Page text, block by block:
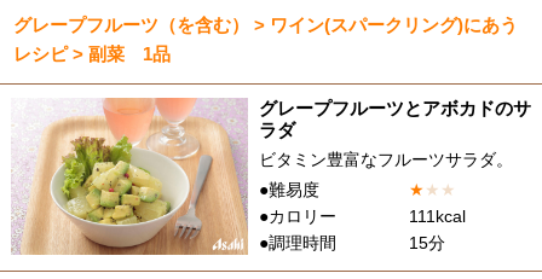
グレープフルーツ（を含む） > ワイン(スパークリング)にあう
レシピ > 副菜 1品
グレープフルーツとアボカドのサ
ラダ
ビタミン豊富なフルーツサラダ。
●難易度
★★ ★
●カロリー
111kcal
●調理時間
15分